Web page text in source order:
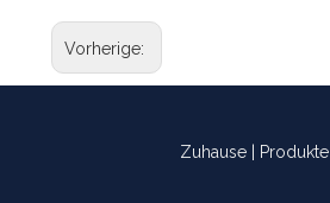
Vorherige:
Zuhause Produkte